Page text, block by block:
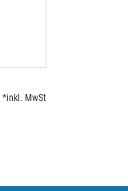
*inkl. MwSt